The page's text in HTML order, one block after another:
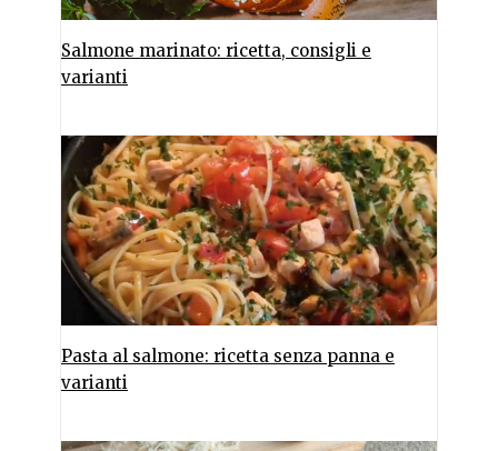
Salmone marinato: ricetta, consigli e
varianti
Pasta al salmone: ricetta senza panna e
varianti